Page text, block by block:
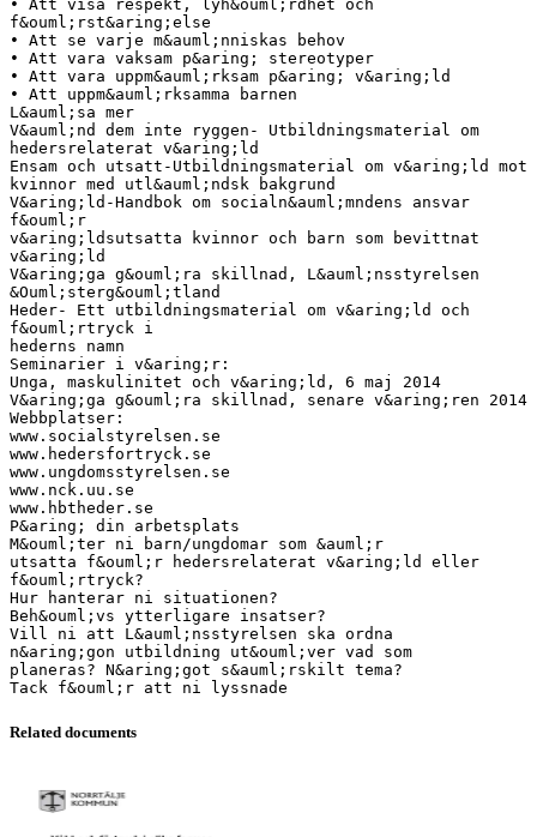
• Att visa respekt, lyh&ouml;rdhet och
f&ouml;rst&aring;else
• Att se varje m&auml;nniskas behov
• Att vara vaksam p&aring; stereotyper
• Att vara uppm&auml;rksam p&aring; v&aring;ld
• Att uppm&auml;rksamma barnen
L&auml;sa mer
V&auml;nd dem inte ryggen- Utbildningsmaterial om
hedersrelaterat v&aring;ld
Ensam och utsatt-Utbildningsmaterial om v&aring;ld mot
kvinnor med utl&auml;ndsk bakgrund
V&aring;ld-Handbok om socialn&auml;mndens ansvar
f&ouml;r
v&aring;ldsutsatta kvinnor och barn som bevittnat
v&aring;ld
V&aring;ga g&ouml;ra skillnad, L&auml;nsstyrelsen
&Ouml;sterg&ouml;tland
Heder- Ett utbildningsmaterial om v&aring;ld och
f&ouml;rtryck i
hederns namn
Seminarier i v&aring;r:
Unga, maskulinitet och v&aring;ld, 6 maj 2014
V&aring;ga g&ouml;ra skillnad, senare v&aring;ren 2014
Webbplatser:
www.socialstyrelsen.se
www.hedersfortryck.se
www.ungdomsstyrelsen.se
www.nck.uu.se
www.hbtheder.se
P&aring; din arbetsplats
M&ouml;ter ni barn/ungdomar som &auml;r
utsatta f&ouml;r hedersrelaterat v&aring;ld eller
f&ouml;rtryck?
Hur hanterar ni situationen?
Beh&ouml;vs ytterligare insatser?
Vill ni att L&auml;nsstyrelsen ska ordna
n&aring;gon utbildning ut&ouml;ver vad som
planeras? N&aring;got s&auml;rskilt tema?
Related documents